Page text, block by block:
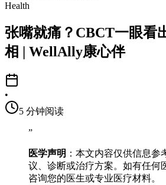
Health
张嘴就痛？CBCT一眼看
相 | WellAlly康心伴
•
5 分钟阅读
”
医学声明 ：本文内容仅供信息参
议、诊断或治疗方案。如有任何
咨询您的医生或专业医疗材料。